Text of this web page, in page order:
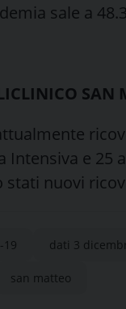
sale a
SAN
Intensiva e 25
stati nuovi
19 dati 3
san matteo